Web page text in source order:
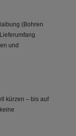
(Bohren
und
kürzen – bis auf